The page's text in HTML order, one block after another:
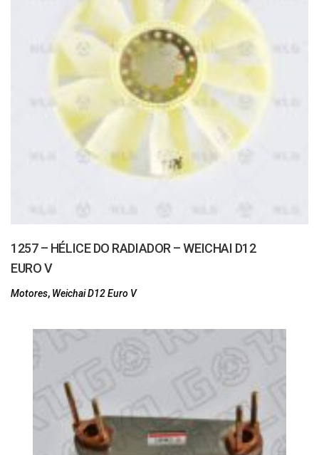
1257 – HÉLICE DO RADIADOR – WEICHAI D12
EURO V
Motores, Weichai D12 Euro V